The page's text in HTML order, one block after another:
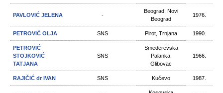
PAVLOVIĆ JELENA -
Beograd, Novi
Beograd
1976.
PETROVIĆ OLJA SNS Pirot, Trnjana 1990.
PETROVIĆ
STOJKOVIĆ
TATJANA
SNS
Smederevska
Palanka,
Glibovac
1966.
RAJIČIĆ dr IVAN SNS Kučevo 1987.